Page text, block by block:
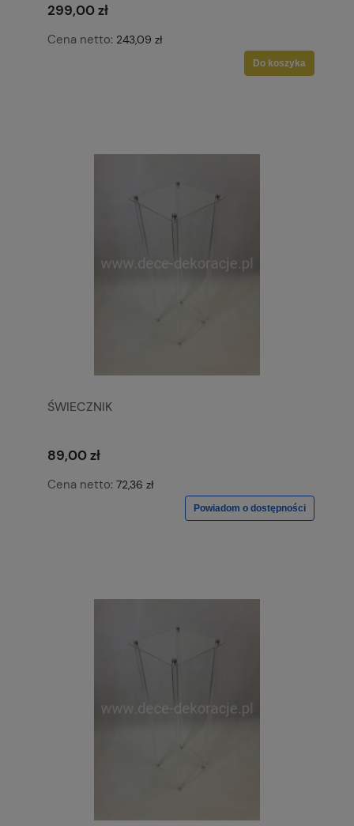
299,00 zł
Cena netto: 243,09 zł
Do koszyka
ŚWIECZNIK
89,00 zł
Cena netto: 72,36 zł
Powiadom o dostępności